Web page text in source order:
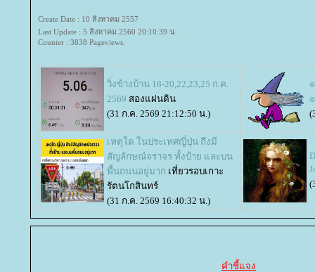
Create Date : 10 สิงหาคม 2557
Last Update : 5 สิงหาคม 2560 20:10:39 น.
Counter : 3838 Pageviews.
วิ่งข้างบ้าน 18-20,22,23,25 ก.ค.
2569 สองแผ่นดิน
(31 ก.ค. 2569 21:12:50 น.)
๏
เหตุใด ในประเทศญี่ปุ่น ถึงมี
สัญลักษณ์จราจร ทั้งป้าย และบน
พื้นถนนอยู่มาก เที่ยวรอบเกาะ
รัตนโกสินทร์
(31 ก.ค. 2569 16:40:32 น.)
คำชี้แจง